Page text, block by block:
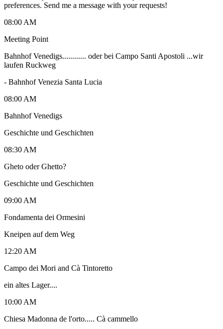
preferences. Send me a message with your requests!
08:00 AM
Meeting Point
Bahnhof Venedigs............ oder bei Campo Santi Apostoli ...wir
laufen Ruckweg
- Bahnhof Venezia Santa Lucia
08:00 AM
Bahnhof Venedigs
Geschichte und Geschichten
08:30 AM
Gheto oder Ghetto?
Geschichte und Geschichten
09:00 AM
Fondamenta dei Ormesini
Kneipen auf dem Weg
12:20 AM
Campo dei Mori and Cà Tintoretto
ein altes Lager....
10:00 AM
Chiesa Madonna de l'orto..... Cà cammello